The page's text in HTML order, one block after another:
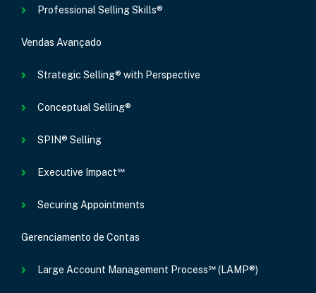
Professional Selling Skills®
Vendas Avançado
Strategic Selling® with Perspective
Conceptual Selling®
SPIN® Selling
Executive Impact℠
Securing Appointments
Gerenciamento de Contas
Large Account Management Process℠ (LAMP®)